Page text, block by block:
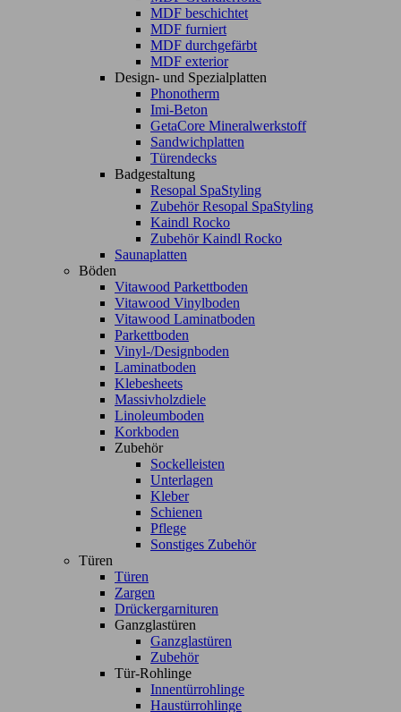
MDF beschichtet
MDF furniert
MDF durchgefärbt
MDF exterior
Design- und Spezialplatten
Phonotherm
Imi-Beton
GetaCore Mineralwerkstoff
Sandwichplatten
Türendecks
Badgestaltung
Resopal SpaStyling
Zubehör Resopal SpaStyling
Kaindl Rocko
Zubehör Kaindl Rocko
Saunaplatten
Böden
Vitawood Parkettboden
Vitawood Vinylboden
Vitawood Laminatboden
Parkettboden
Vinyl-/Designboden
Laminatboden
Klebesheets
Massivholzdiele
Linoleumboden
Korkboden
Zubehör
Sockelleisten
Unterlagen
Kleber
Schienen
Pflege
Sonstiges Zubehör
Türen
Türen
Zargen
Drückergarnituren
Ganzglastüren
Ganzglastüren
Zubehör
Tür-Rohlinge
Innentürrohlinge
Haustürrohlinge